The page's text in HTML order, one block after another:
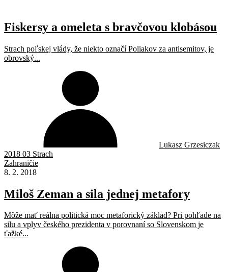
Fiskersy a omeleta s bravčovou klobásou
Strach poľskej vlády, že niekto označí Poliakov za antisemitov, je
obrovský...
Lukasz Grzesiczak
2018 03 Strach
Zahraničie
8. 2. 2018
Miloš Zeman a sila jednej metafory
Môže mať reálna politická moc metaforický základ? Pri pohľade na
silu a vplyv českého prezidenta v porovnaní so Slovenskom je
ťažké...